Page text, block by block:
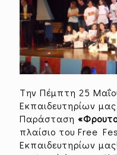
Tην Πέμπτη 25
Εκπαιδευτηρίων
Παράσταση
πλαίσιο του Free
Εκπαιδευτηρίων